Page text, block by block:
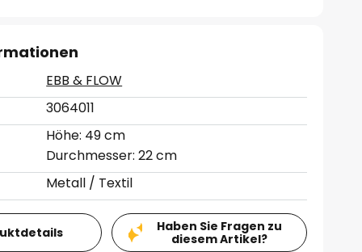
EBB & FLOW
3064011
Höhe: 49 cm
Durchmesser: 22 cm
Metall / Textil
Haben Sie Fragen zu
diesem Artikel?